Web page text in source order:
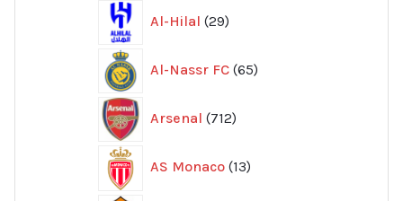
Al-Hilal 29
produkter
Al-Nassr FC 65
produkter
Arsenal 712
produkter
AS Monaco 13
produkter